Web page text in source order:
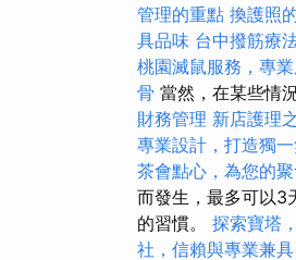
管理的重點 換護照
具品味 台中撥筋療
桃園滅鼠服務，專
骨 當然，在某些情
財務管理 新店護理
專業設計，打造獨
茶會點心，為您的
而發生，最多可以3
的習慣。 探索寶塔
社，信賴與專業兼具